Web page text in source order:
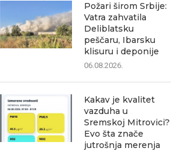
Požari širom Srbije:
Vatra zahvatila
Deliblatsku
peščaru, Ibarsku
klisuru i deponije
06.08.2026.
Kakav je kvalitet
vazduha u
Sremskoj Mitrovici?
Evo šta znače
jutrošnja merenja